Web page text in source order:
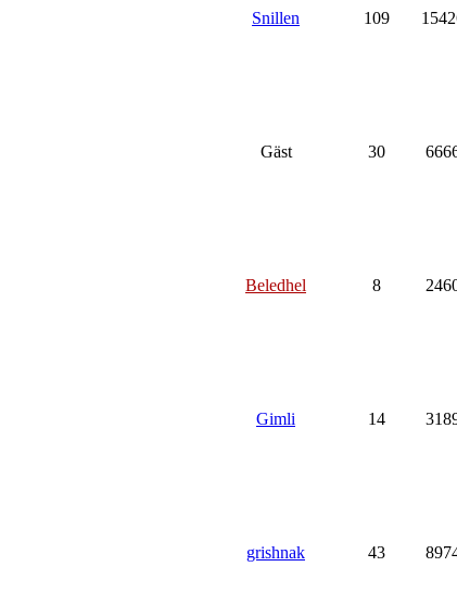
Snillen 109
Gäst 30
Beledhel 8
Gimli 14
grishnak 43